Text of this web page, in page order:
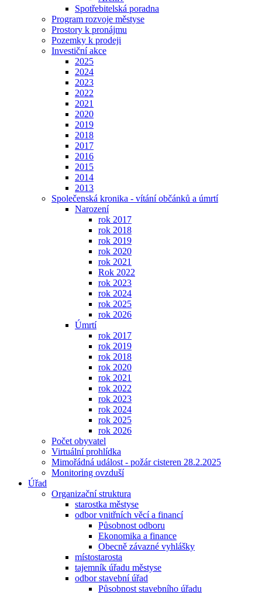
Spotřebitelská poradna
Program rozvoje městyse
Prostory k pronájmu
Pozemky k prodeji
Investiční akce
2025
2024
2023
2022
2021
2020
2019
2018
2017
2016
2015
2014
2013
Společenská kronika - vítání občánků a úmrtí
Narození
rok 2017
rok 2018
rok 2019
rok 2020
rok 2021
Rok 2022
rok 2023
rok 2024
rok 2025
rok 2026
Úmrtí
rok 2017
rok 2019
rok 2018
rok 2020
rok 2021
rok 2022
rok 2023
rok 2024
rok 2025
rok 2026
Počet obyvatel
Virtuální prohlídka
Mimořádná událost - požár cisteren 28.2.2025
Monitoring ovzduší
Úřad
Organizační struktura
starostka městyse
odbor vnitřních věcí a financí
Působnost odboru
Ekonomika a finance
Obecně závazné vyhlášky
místostarosta
tajemník úřadu městyse
odbor stavební úřad
Působnost stavebního úřadu